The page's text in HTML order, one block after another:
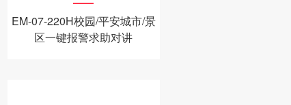
EM-07-220H校园/平安城市/景
区一键报警求助对讲